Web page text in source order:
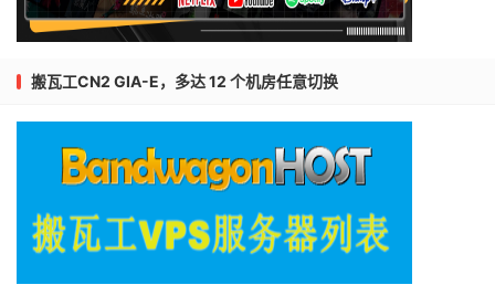
搬瓦工CN2 GIA-E，多达 12 个机房任意切换